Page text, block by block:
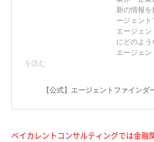
ベイカレントコンサルティングでは金融